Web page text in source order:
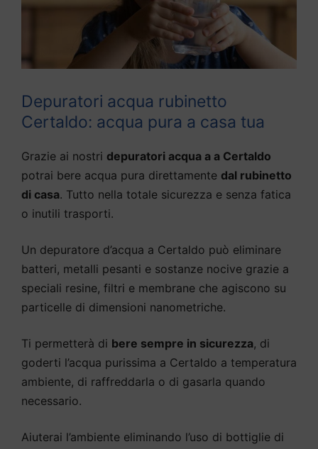
Depuratori acqua rubinetto
Certaldo: acqua pura a casa tua
Grazie ai nostri depuratori acqua a a Certaldo
potrai bere acqua pura direttamente dal rubinetto
di casa. Tutto nella totale sicurezza e senza fatica
o inutili trasporti.
Un depuratore d’acqua a Certaldo può eliminare
batteri, metalli pesanti e sostanze nocive grazie a
speciali resine, filtri e membrane che agiscono su
particelle di dimensioni nanometriche.
Ti permetterà di bere sempre in sicurezza, di
goderti l’acqua purissima a Certaldo a temperatura
ambiente, di raffreddarla o di gasarla quando
necessario.
Aiuterai l’ambiente eliminando l’uso di bottiglie di